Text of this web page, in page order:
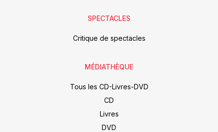
SPECTACLES
Critique de spectacles
MÉDIATHÈQUE
Tous les CD-Livres-DVD
CD
Livres
DVD